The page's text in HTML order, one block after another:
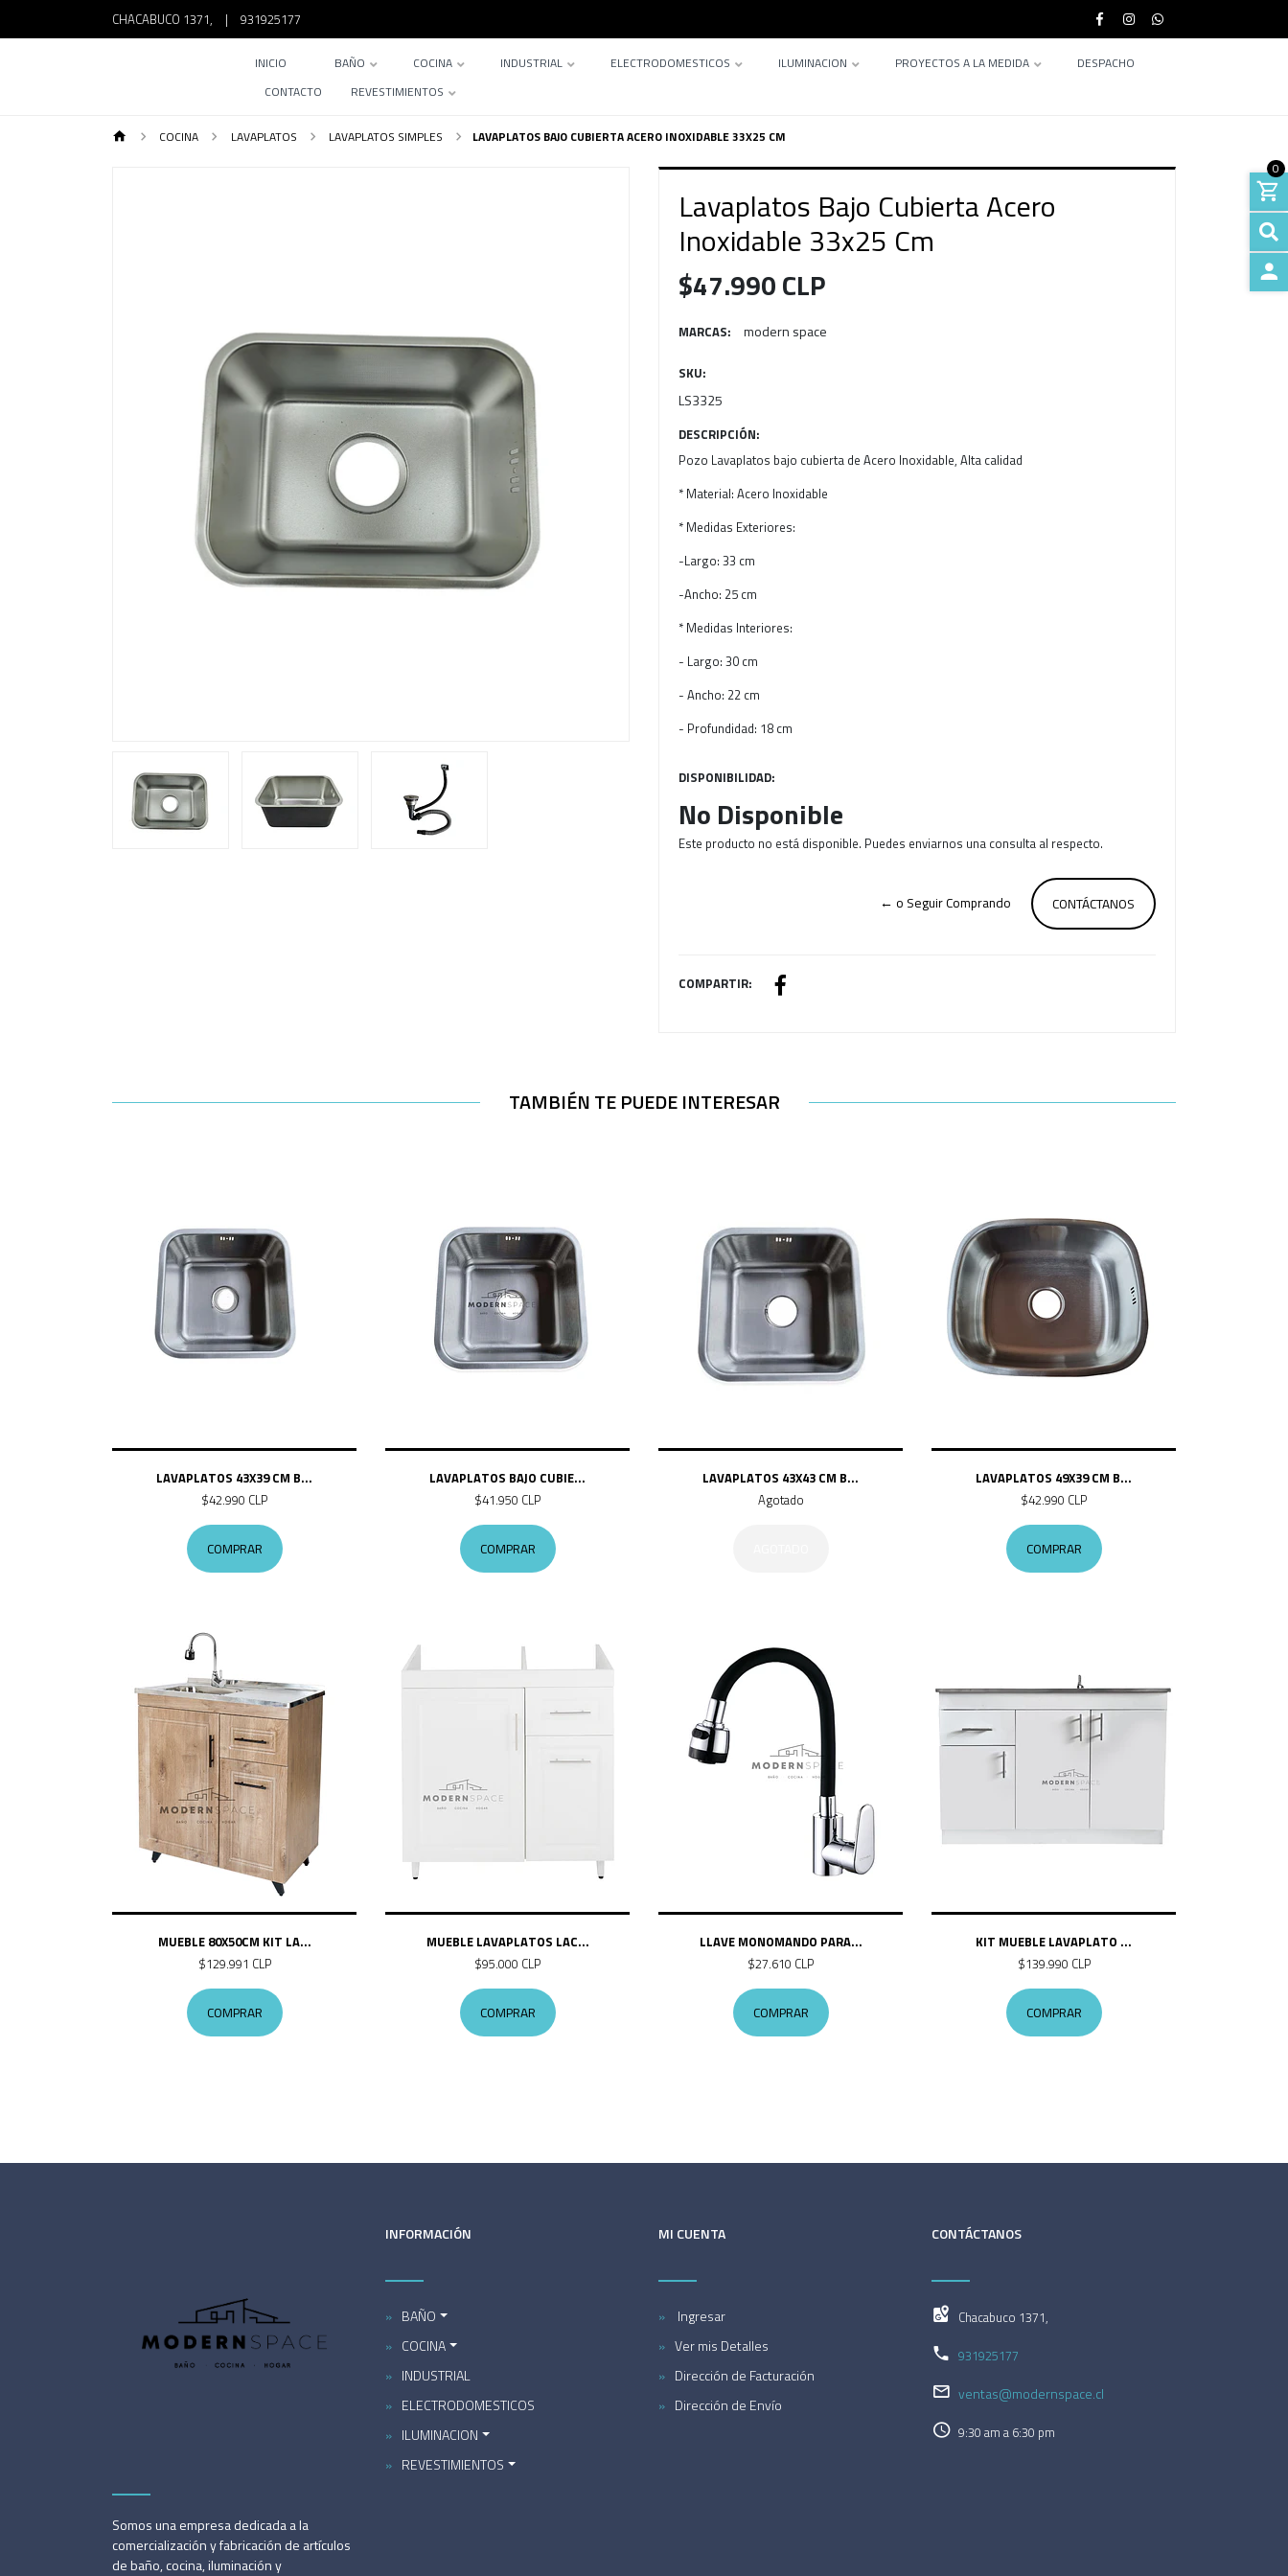
CHACABUCO 1371, | 931925177
INICIO BAÑO COCINA INDUSTRIAL ELECTRODOMESTICOS ILUMINACION PROYECTOS A LA MEDIDA
DESPACHO
CONTACTO
REVESTIMIENTOS
0
COCINA LAVAPLATOS LAVAPLATOS SIMPLES LAVAPLATOS BAJO CUBIERTA ACERO INOXIDABLE 33X25 CM
Previous
Lavaplatos Bajo Cubierta Acero
Inoxidable 33x25 Cm
$47.990 CLP
MARCAS: modern space
SKU:
LS3325
DESCRIPCIÓN:
Pozo Lavaplatos bajo cubierta de Acero Inoxidable, Alta calidad
* Material: Acero Inoxidable
* Medidas Exteriores:
-Largo: 33 cm
-Ancho: 25 cm
* Medidas Interiores:
- Largo: 30 cm
- Ancho: 22 cm
- Profundidad: 18 cm
DISPONIBILIDAD:
No Disponible
Este producto no está disponible. Puedes enviarnos una consulta al respecto.
CONTÁCTANOS
← o Seguir Comprando
COMPARTIR:
TAMBIÉN TE PUEDE INTERESAR
LAVAPLATOS 43X39 CM B...
$42.990 CLP
COMPRAR
LAVAPLATOS BAJO CUBIE...
$41.950 CLP
COMPRAR
LAVAPLATOS 43X43 CM B...
Agotado
LAVAPLATOS 49X39 CM B...
$42.990 CLP
COMPRAR
MUEBLE 80X50CM KIT LA...
$129.991 CLP
COMPRAR
MUEBLE LAVAPLATOS LAC...
$95.000 CLP
COMPRAR
LLAVE MONOMANDO PARA...
$27.610 CLP
COMPRAR
KIT MUEBLE LAVAPLATO ...
$139.990 CLP
COMPRAR
Somos una empresa dedicada a la
comercialización y fabricación de artículos
de baño, cocina, iluminación y
INFORMACIÓN
BAÑO
COCINA
INDUSTRIAL
ELECTRODOMESTICOS
ILUMINACION
REVESTIMIENTOS
MI CUENTA
Ingresar
Ver mis Detalles
Dirección de Facturación
Dirección de Envío
CONTÁCTANOS
Chacabuco 1371,
931925177
ventas@modernspace.cl
9:30 am a 6:30 pm